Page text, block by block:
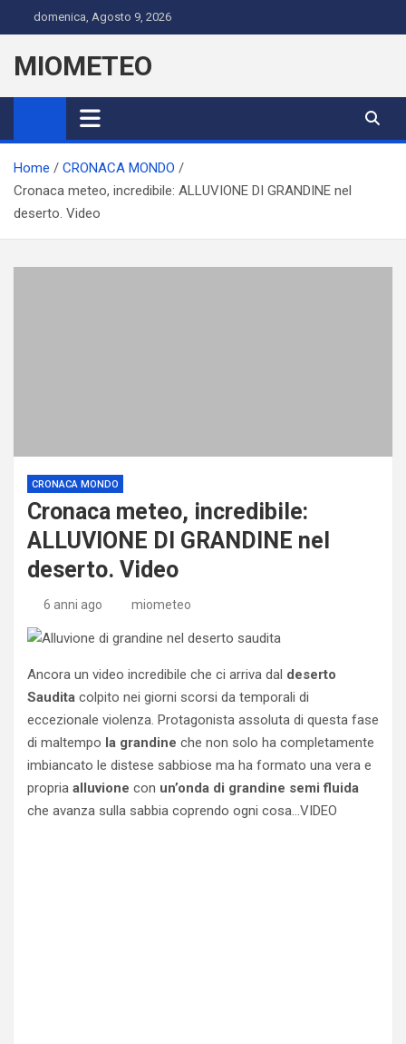
to
content
domenica, Agosto 9, 2026
MIOMETEO
Home
CRONACA MONDO
Cronaca meteo, incredibile: ALLUVIONE DI GRANDINE nel
deserto. Video
CRONACA MONDO
Cronaca meteo, incredibile:
ALLUVIONE DI GRANDINE nel
deserto. Video
6 anni ago miometeo
Ancora un video incredibile che ci arriva dal deserto
Saudita colpito nei giorni scorsi da temporali di
eccezionale violenza. Protagonista assoluta di questa fase
di maltempo la grandine che non solo ha completamente
imbiancato le distese sabbiose ma ha formato una vera e
propria alluvione con un’onda di grandine semi fluida
che avanza sulla sabbia coprendo ogni cosa…VIDEO